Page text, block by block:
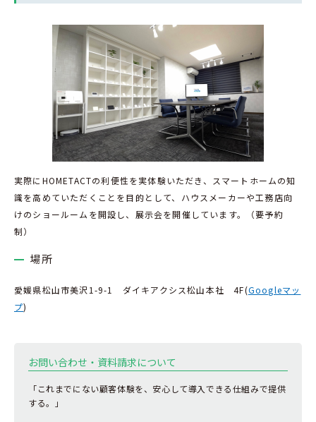
実際にHOMETACTの利便性を実体験いただき、スマートホームの知
識を高めていただくことを目的として、ハウスメーカーや工務店向
けのショールームを開設し、展示会を開催しています。（要予約
制）
場所
愛媛県松山市美沢1-9-1 ダイキアクシス松山本社 4F(Googleマッ
プ)
お問い合わせ・資料請求について
「これまでにない顧客体験を、安心して導入できる仕組みで提供
する。」